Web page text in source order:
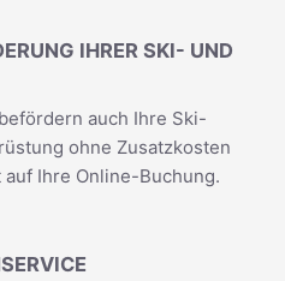
IHRER SKI- UND
auch Ihre Ski-
ohne Zusatzkosten
Ihre Online-Buchung.